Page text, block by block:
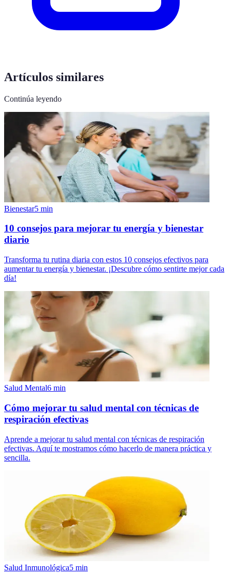
Artículos similares
Continúa leyendo
Bienestar5 min
10 consejos para mejorar tu energía y bienestar
diario
Transforma tu rutina diaria con estos 10 consejos efectivos para
aumentar tu energía y bienestar. ¡Descubre cómo sentirte mejor cada
día!
Salud Mental6 min
Cómo mejorar tu salud mental con técnicas de
respiración efectivas
Aprende a mejorar tu salud mental con técnicas de respiración
efectivas. Aquí te mostramos cómo hacerlo de manera práctica y
sencilla.
Salud Inmunológica5 min